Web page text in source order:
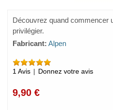
Découvrez quand commencer
privilégier.
Fabricant: Alpen
1 Avis | Donnez votre avis
9,90 €